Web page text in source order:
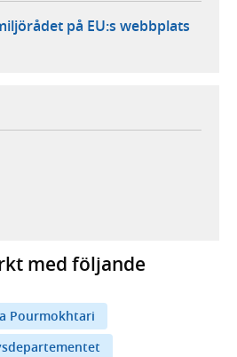
på EU:s webbplats-
i ny flik, extern webbplats,
extern webbplats,
i ny flik, extern webbplats,
e-postklient,
med följande
Pourmokhtari